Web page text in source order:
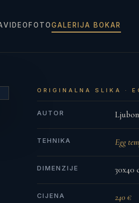
VIDEOFOTOGALERIJA BOKAR
ORIGINALNA SLIKA ·
AUTOR
TEHNIKA Egg
DIMENZIJE 30x40
CIJENA 240 €